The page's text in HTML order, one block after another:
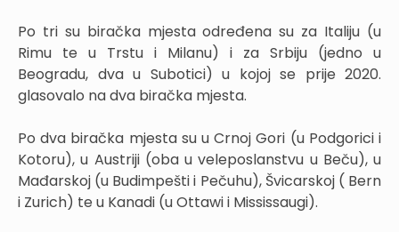
Po tri su biračka mjesta određena su za Italiju (u
Rimu te u Trstu i Milanu) i za Srbiju (jedno u
Beogradu, dva u Subotici) u kojoj se prije 2020.
glasovalo na dva biračka mjesta.
Po dva biračka mjesta su u Crnoj Gori (u Podgorici i
Kotoru), u Austriji (oba u veleposlanstvu u Beču), u
Mađarskoj (u Budimpešti i Pečuhu), Švicarskoj ( Bern
i Zurich) te u Kanadi (u Ottawi i Mississaugi).